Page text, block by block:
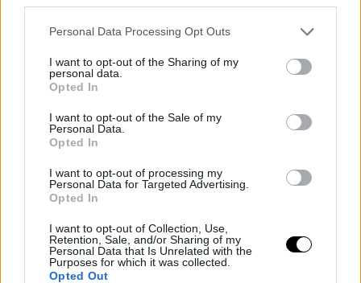
Personal Data Processing Opt Outs
I want to opt-out of the Sharing of my
personal data.
Opted In
I want to opt-out of the Sale of my
Personal Data.
Opted In
I want to opt-out of processing my
Personal Data for Targeted Advertising.
Opted In
I want to opt-out of Collection, Use,
Retention, Sale, and/or Sharing of my
Personal Data that Is Unrelated with the
Purposes for which it was collected.
Opted Out
Δείτε το βίντεο: